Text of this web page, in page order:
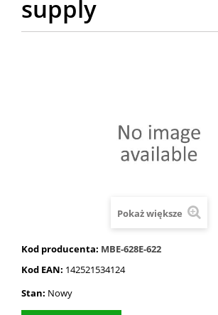
supply
Pokaż większe
Kod producenta: MBE-628E-622
Kod EAN: 142521534124
Stan: Nowy